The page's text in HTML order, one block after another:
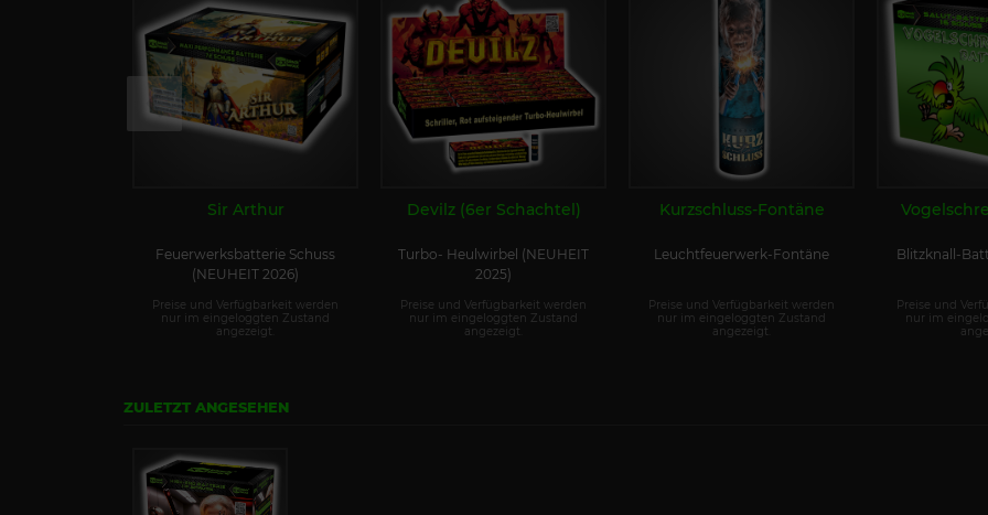
Sir Arthur
Feuerwerksbatterie Schuss
(NEUHEIT 2026)
Preise und Verfügbarkeit werden
nur im eingeloggten Zustand
angezeigt.
Devilz (6er Schachtel)
Turbo- Heulwirbel (NEUHEIT
2025)
Preise und Verfügbarkeit werden
nur im eingeloggten Zustand
angezeigt.
Kurzschluss-Fontäne
Leuchtfeuerwerk-Fontäne
Preise und Verfügbarkeit werden
nur im eingeloggten Zustand
angezeigt.
Blitzknall-
Preise und
nur im
ZULETZT ANGESEHEN